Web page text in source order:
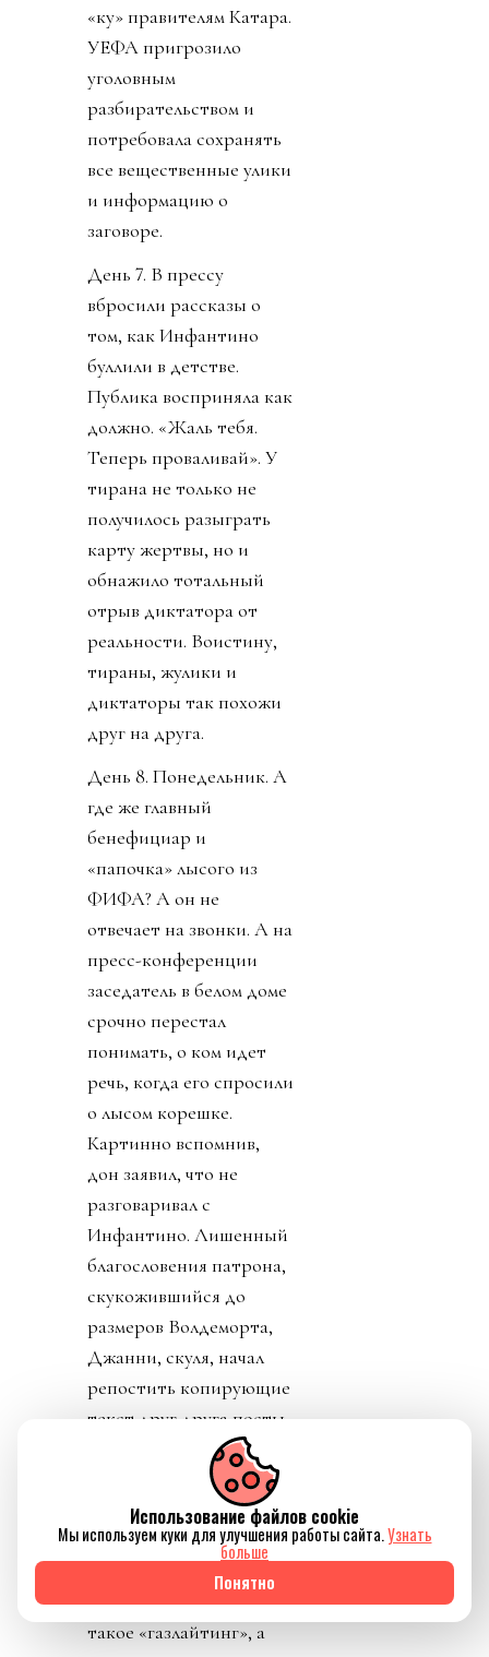
«ку» правителям Катара.
УЕФА пригрозило
уголовным
разбирательством и
потребовала сохранять
все вещественные улики
и информацию о
заговоре.
День 7. В прессу
вбросили рассказы о
том, как Инфантино
буллили в детстве.
Публика восприняла как
должно. «Жаль тебя.
Теперь проваливай». У
тирана не только не
получилось разыграть
карту жертвы, но и
обнажило тотальный
отрыв диктатора от
реальности. Воистину,
тираны, жулики и
диктаторы так похожи
друг на друга.
День 8. Понедельник. А
где же главный
бенефициар и
«папочка» лысого из
ФИФА? А он не
отвечает на звонки. А на
пресс-конференции
заседатель в белом доме
срочно перестал
понимать, о ком идет
речь, когда его спросили
о лысом корешке.
Картинно вспомнив,
дон заявил, что не
разговаривал с
Инфантино. Лишенный
благословения патрона,
скукожившийся до
размеров Волдеморта,
Джанни, скуля, начал
репостить копирующие
текст друг друга посты
приветствовавших
решение его,
Инфантино, отменить
план прихватизации.
Опять смотрим что
такое «газлайтинг», а
Использование файлов cookie
Мы используем куки для улучшения работы сайта.Узнать
больше
Понятно